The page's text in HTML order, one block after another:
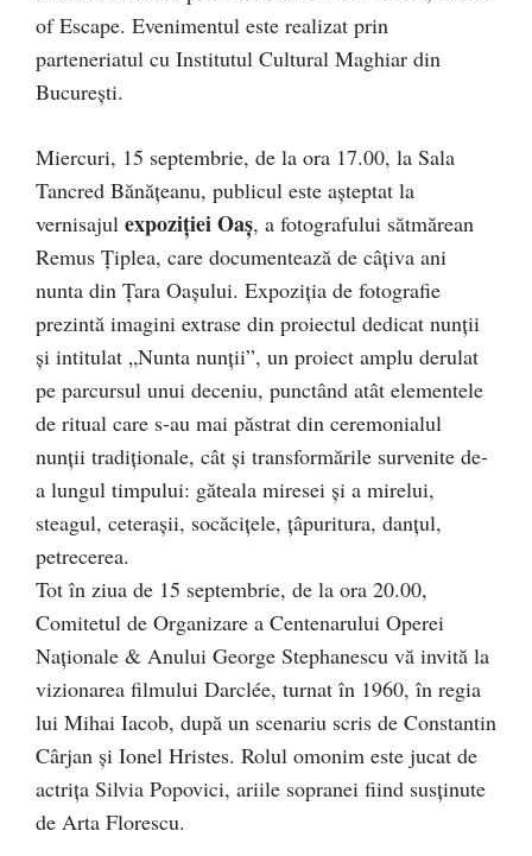
of Escape. Evenimentul este realizat prin
parteneriatul cu Institutul Cultural Maghiar din
București.
Miercuri, 15 septembrie, de la ora 17.00, la Sala
Tancred Bănăţeanu, publicul este aşteptat la
vernisajul expoziției Oaș, a fotografului sătmărean
Remus Țiplea, care documentează de câțiva ani
nunta din Țara Oașului. Expoziția de fotografie
prezintă imagini extrase din proiectul dedicat nunții
și intitulat „Nunta nunții”, un proiect amplu derulat
pe parcursul unui deceniu, punctând atât elementele
de ritual care s-au mai păstrat din ceremonialul
nunții tradiționale, cât și transformările survenite de-
a lungul timpului: găteala miresei și a mirelui,
steagul, ceterașii, socăcițele, țâpuritura, danțul,
petrecerea.
Tot în ziua de 15 septembrie, de la ora 20.00,
Comitetul de Organizare a Centenarului Operei
Naţionale & Anului George Stephanescu vă invită la
vizionarea filmului Darclée, turnat în 1960, în regia
lui Mihai Iacob, după un scenariu scris de Constantin
Cârjan şi Ionel Hristes. Rolul omonim este jucat de
actrița Silvia Popovici, ariile sopranei fiind susţinute
de Arta Florescu.